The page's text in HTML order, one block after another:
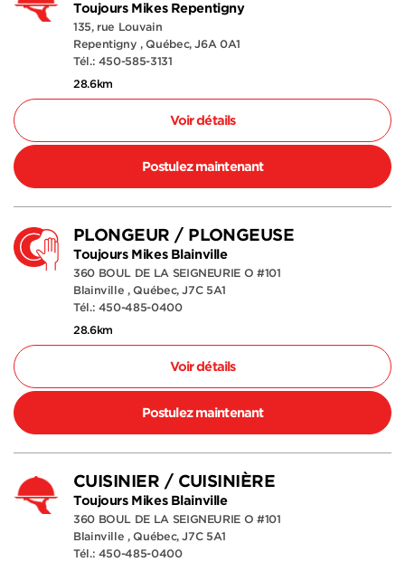
Toujours Mikes Repentigny
135, rue Louvain
Repentigny , Québec, J6A 0A1
Tél.: 450-585-3131
28.6km
Voir détails
Postulez maintenant
PLONGEUR / PLONGEUSE
Toujours Mikes Blainville
360 BOUL DE LA SEIGNEURIE O #101
Blainville , Québec, J7C 5A1
Tél.: 450-485-0400
28.6km
Voir détails
Postulez maintenant
CUISINIER / CUISINIÈRE
Toujours Mikes Blainville
360 BOUL DE LA SEIGNEURIE O #101
Blainville , Québec, J7C 5A1
Tél.: 450-485-0400